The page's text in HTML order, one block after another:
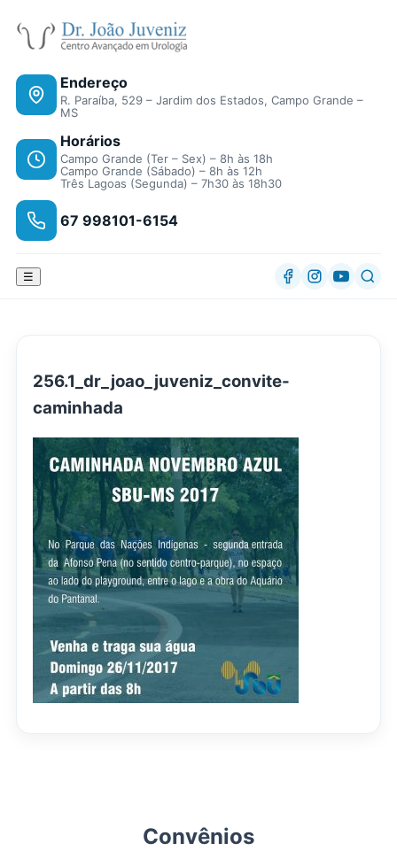
Endereço
R. Paraíba, 529 – Jardim dos Estados, Campo Grande –
MS
Horários
Campo Grande (Ter – Sex) – 8h às 18h
Campo Grande (Sábado) – 8h às 12h
Três Lagoas (Segunda) – 7h30 às 18h30
67 998101-6154
☰
256.1_dr_joao_juveniz_convite-
caminhada
Convênios